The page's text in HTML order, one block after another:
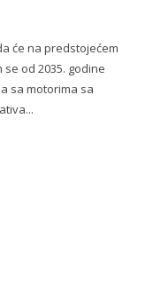
će na predstojećem
od 2035. godine
sa motorima sa